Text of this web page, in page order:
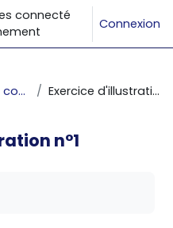
de recherche
connecté
Connexion
Cinématique du contact Exercice d'illustration n°1
n°1